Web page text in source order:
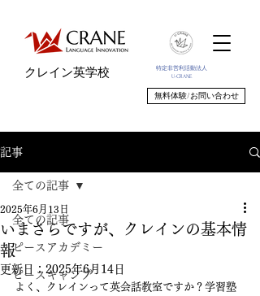
特定非営利活動法人
U-CRANE
クレイン英学校
無料体験/お問い合わせ
記事
全ての記事
ピースアカデミー
ピースキャンプ
全ての記事
いまさらですが、クレインの基本情
報
2025年6月13日
更新日： 2025年6月14日
よく、クレインって英会話教室ですか？学習塾